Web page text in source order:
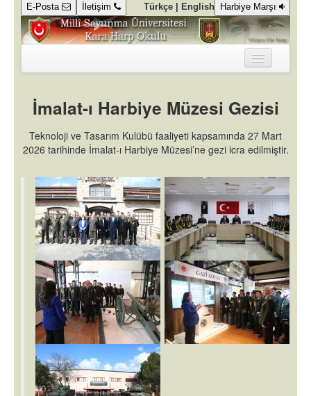
E-Posta İletişim Harbiye Marşı
English
Türkçe |
DEKANLIK
KOMUTANLIK
KÜTÜPHANE
KAMPÜSTE YAŞAM
ÖĞRENCİ ALIM SÜREÇLERİ
İmalat-ı Harbiye Müzesi Gezisi
Teknoloji ve Tasarım Kulübü faaliyeti kapsamında 27 Mart
2026 tarihinde İmalat-ı Harbiye Müzesi’ne gezi icra edilmiştir.